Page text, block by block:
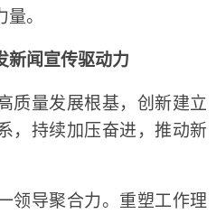
。
闻宣传驱动力
量发展根基，创新建立
，持续加压奋进，推动新
导聚合力。重塑工作理